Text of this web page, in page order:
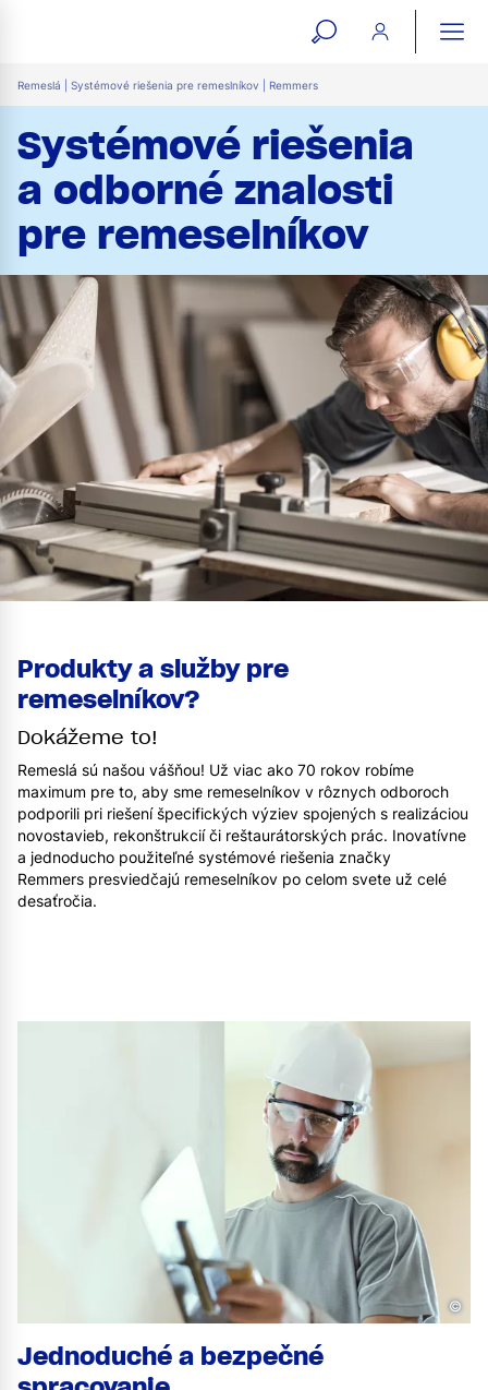
open
search
form
Remeslá | Systémové riešenia pre remeslníkov | Remmers
Systémové riešenia
a odborné znalosti
pre remeselníkov
Produkty a služby pre
remeselníkov?
Dokážeme to!
Remeslá sú našou vášňou! Už viac ako 70 rokov robíme
maximum pre to, aby sme remeselníkov v rôznych odboroch
podporili pri riešení špecifických výziev spojených s realizáciou
novostavieb, rekonštrukcií či reštaurátorských prác. Inovatívne
a jednoducho použiteľné systémové riešenia značky
Remmers presviedčajú remeselníkov po celom svete už celé
desaťročia.
Jednoduché a bezpečné
©